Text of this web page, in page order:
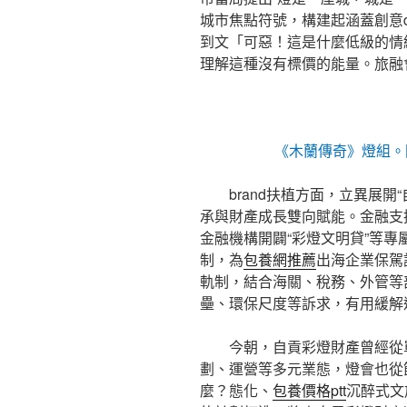
城市焦點符號，構建起涵蓋創
到文「可惡！這是什麼低級的
理解這種沒有標價的能量。旅
《木蘭傳奇》燈組
brand扶植方面，立異展開
承與財產成長雙向賦能。金融
金融機構開闢“彩燈文明貸”等
制，為包養網推薦出海企業保
軌制，結合海關、稅務、外管
壘、環保尺度等訴求，有用緩
今朝，自貢彩燈財產曾經
劃、運營等多元業態，燈會也
麼？態化、 包養價格ptt沉醉式